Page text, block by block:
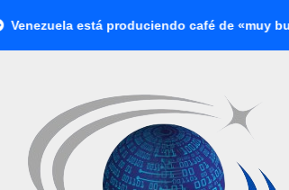
café de «muy buena calidad» que